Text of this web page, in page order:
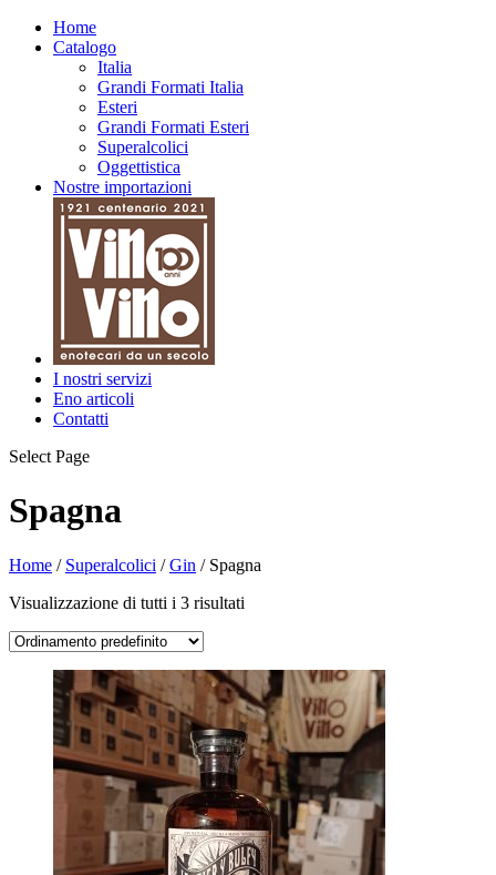
Home
Catalogo
Italia
Grandi Formati Italia
Esteri
Grandi Formati Esteri
Superalcolici
Oggettistica
Nostre importazioni
I nostri servizi
Eno articoli
Contatti
Select Page
Spagna
Home / Superalcolici /Gin / Spagna
Visualizzazione di tutti i 3 risultati